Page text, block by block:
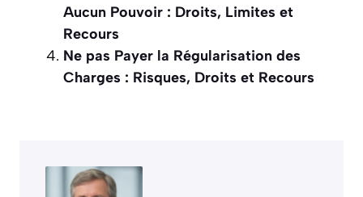
Aucun Pouvoir : Droits, Limites et
Recours
Ne pas Payer la Régularisation des
Charges : Risques, Droits et Recours